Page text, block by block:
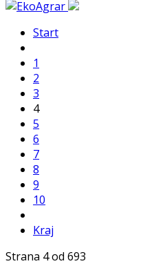
Start
1
2
3
4
5
6
7
8
9
10
Kraj
Strana 4 od 693